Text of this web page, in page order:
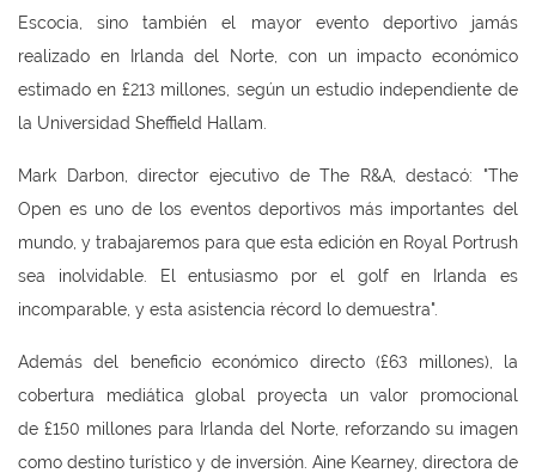
Escocia, sino también el mayor evento deportivo jamás
realizado en Irlanda del Norte, con un impacto económico
estimado en £213 millones, según un estudio independiente de
la Universidad Sheffield Hallam.
Mark Darbon, director ejecutivo de The R&A, destacó: "The
Open es uno de los eventos deportivos más importantes del
mundo, y trabajaremos para que esta edición en Royal Portrush
sea inolvidable. El entusiasmo por el golf en Irlanda es
incomparable, y esta asistencia récord lo demuestra".
Además del beneficio económico directo (£63 millones), la
cobertura mediática global proyecta un valor promocional
de £150 millones para Irlanda del Norte, reforzando su imagen
como destino turístico y de inversión. Aine Kearney, directora de